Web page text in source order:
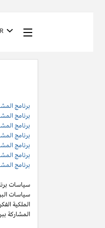
برنامج
برنامج
برنامج
برنامج
برنامج
برنامج
برنامج
سياسات
سياسات
المشاركة